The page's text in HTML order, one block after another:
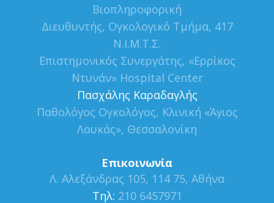
Βιοπληροφορική
Διευθυντής, Ογκολογικό Τμήμα, 417
Ν.Ι.Μ.Τ.Σ.
Επιστημονικός Συνεργάτης, «Ερρίκος
Ντυνάν» Hospital Center
Πασχάλης Καραδαγλής
Παθολόγος Ογκολόγος, Κλινική «Άγιος
Λουκάς», Θεσσαλονίκη
Επικοινωνία
Λ. Αλεξάνδρας 105, 114 75, Αθήνα
Τηλ: 210 6457971